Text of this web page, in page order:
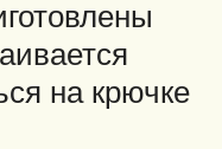
на крючке